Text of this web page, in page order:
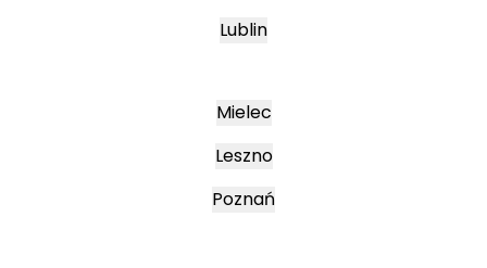
Lublin
Mielec
Leszno
Poznań